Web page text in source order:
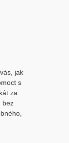
jak
s
za
bez